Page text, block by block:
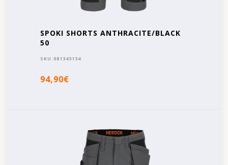
SPOKI SHORTS ANTHRACITE/BLACK
50
SKU: 081343134
94,90€